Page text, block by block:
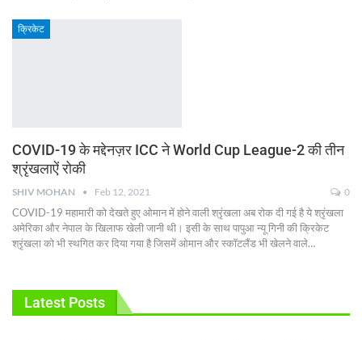
क्रिकेट
COVID-19 के मद्देनज़र ICC ने World Cup League-2 की तीन
श्रृंखलाऐं रोकी
SHIV MOHAN Feb 12, 2021 0
COVID-19 महामारी को देखते हुए ओमान में होने वाली श्रृंखला अब रोक दी गई है ये श्रृंखला
अमेरिका और नेपाल के खिलाफ खेली जानी थी। इसी के साथ पापुआ न्यू गिनी की क्रिकेट
श्रृंखला को भी स्थगित कर दिया गया है जिसमें ओमान और स्कॉटलैंड भी खेलने वाले…
Latest Posts